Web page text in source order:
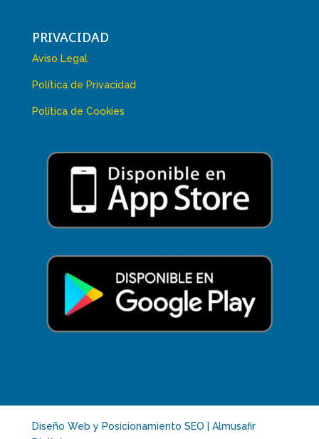
PRIVACIDAD
Aviso Legal
Política de Privacidad
Política de Cookies
Diseño Web y Posicionamiento SEO | Almusafir